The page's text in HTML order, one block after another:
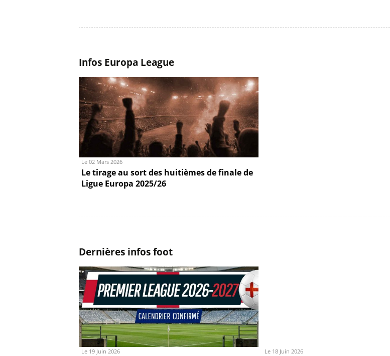
Infos Europa League
Le 02 Mars 2026
Le tirage au sort des huitièmes de finale de
Ligue Europa 2025/26
Dernières infos foot
Le 19 Juin 2026 Le 18 Juin 2026